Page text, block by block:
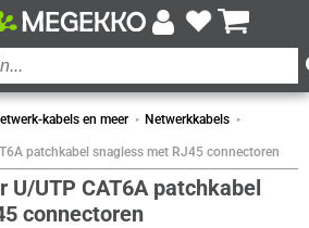
kabels en meer Netwerkkabels
patchkabel snagless met RJ45 connectoren
U/UTP CAT6A patchkabel
connectoren